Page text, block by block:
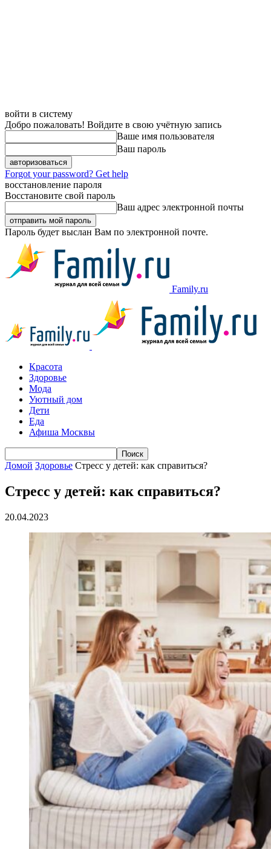
войти в систему
Добро пожаловать! Войдите в свою учётную запись
Ваше имя пользователя
Ваш пароль
Forgot your password? Get help
восстановление пароля
Восстановите свой пароль
Ваш адрес электронной почты
Пароль будет выслан Вам по электронной почте.
Family.ru
Красота
Здоровье
Мода
Уютный дом
Дети
Еда
Афиша Москвы
Домой Здоровье Стресс у детей: как справиться?
Стресс у детей: как справиться?
20.04.2023